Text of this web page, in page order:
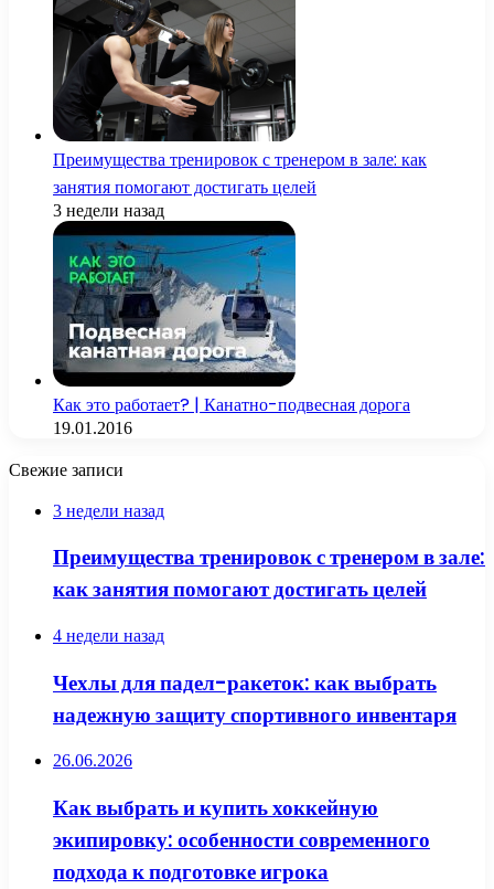
Преимущества тренировок с тренером в зале: как
занятия помогают достигать целей
3 недели назад
Как это работает? | Канатно-подвесная дорога
19.01.2016
Свежие записи
3 недели назад
Преимущества тренировок с тренером в зале:
как занятия помогают достигать целей
4 недели назад
Чехлы для падел-ракеток: как выбрать
надежную защиту спортивного инвентаря
26.06.2026
Как выбрать и купить хоккейную
экипировку: особенности современного
подхода к подготовке игрока